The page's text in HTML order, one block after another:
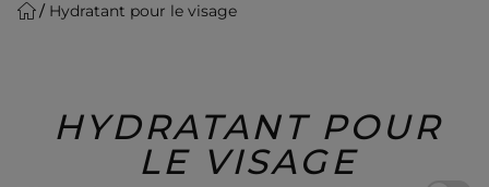
personnalisés SOINS
Beauty
Hydratant pour le visage
HYDRATANT POUR
LE VISAGE